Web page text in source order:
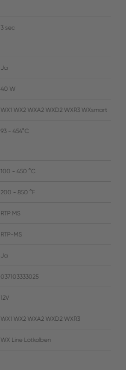
3 sec
Ja
40 W
WX1 WX2 WXA2 WXD2 WXR3 WXsmart
93 - 454°C
100 - 450 °C
200 - 850 °F
RTP MS
RTP-MS
Ja
037103333025
12V
WX1 WX2 WXA2 WXD2 WXR3
WX Line Lötkolben